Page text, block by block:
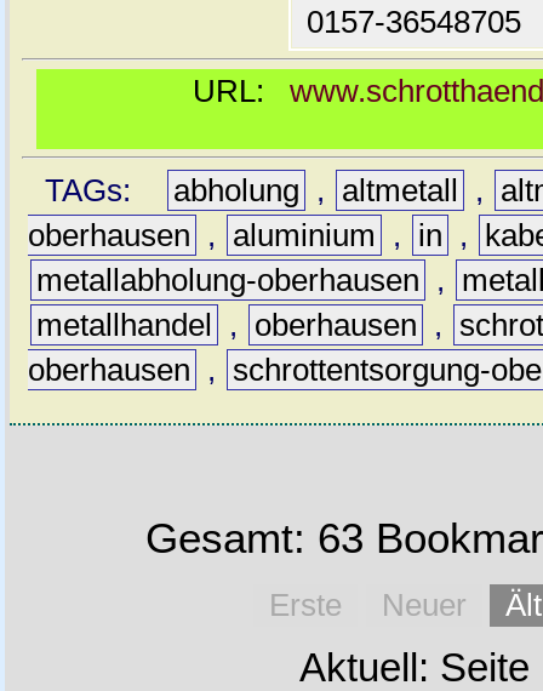
0157-36548705
URL:
TAGs: abholung , altmetall ,
oberhausen
, aluminium , in ,
metallabholung-oberhausen
,
metallhandel
, oberhausen ,
oberhausen
, schrottentsorgung-
Gesamt: 63
Erste Neuer
Aktuell: Seite